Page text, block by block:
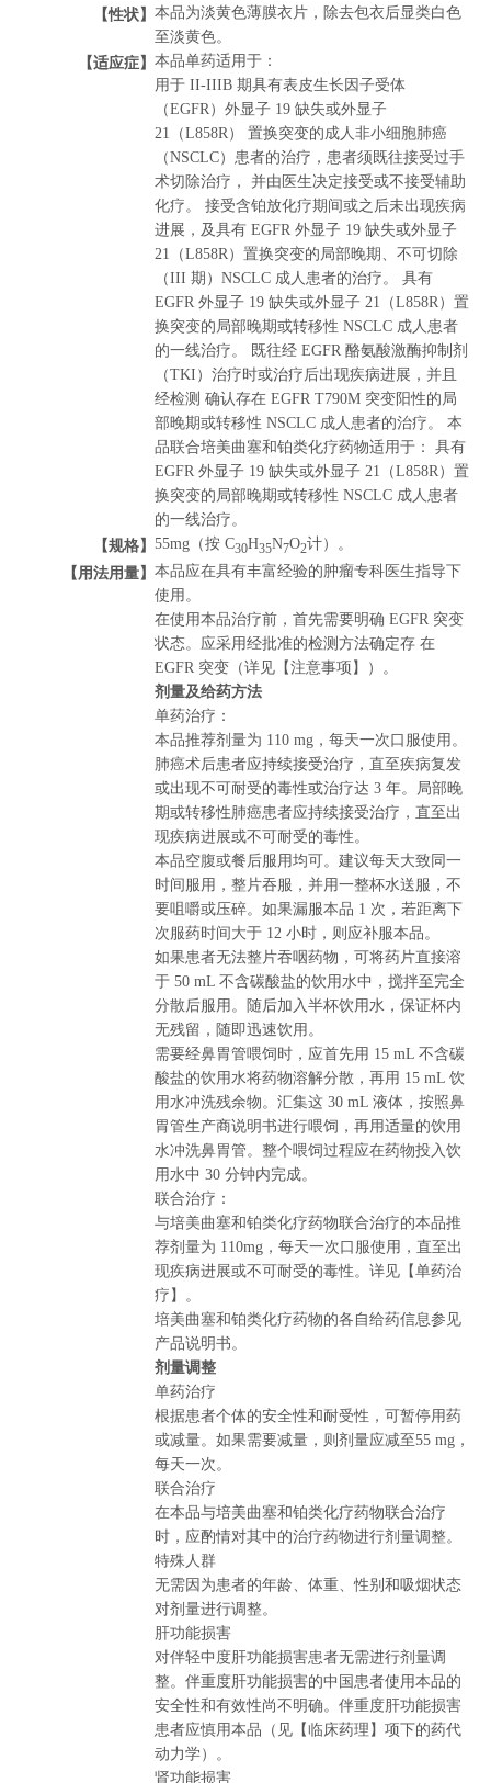
【性状】 本品为淡黄色薄膜衣片，除去包衣后显类白色
至淡黄色。
【适应症】 本品单药适用于：
用于 II-IIIB 期具有表皮生长因子受体
（EGFR）外显子 19 缺失或外显子
21（L858R） 置换突变的成人非小细胞肺癌
（NSCLC）患者的治疗，患者须既往接受过手
术切除治疗， 并由医生决定接受或不接受辅助
化疗。 接受含铂放化疗期间或之后未出现疾病
进展，及具有 EGFR 外显子 19 缺失或外显子
21（L858R）置换突变的局部晚期、不可切除
（III 期）NSCLC 成人患者的治疗。 具有
EGFR 外显子 19 缺失或外显子 21（L858R）置
换突变的局部晚期或转移性 NSCLC 成人患者
的一线治疗。 既往经 EGFR 酪氨酸激酶抑制剂
（TKI）治疗时或治疗后出现疾病进展，并且
经检测 确认存在 EGFR T790M 突变阳性的局
部晚期或转移性 NSCLC 成人患者的治疗。 本
品联合培美曲塞和铂类化疗药物适用于： 具有
EGFR 外显子 19 缺失或外显子 21（L858R）置
换突变的局部晚期或转移性 NSCLC 成人患者
的一线治疗。
【规格】 55mg（按 C30H35N7O2计）。
【用法用量】 本品应在具有丰富经验的肿瘤专科医生指导下
使用。
在使用本品治疗前，首先需要明确 EGFR 突变
状态。应采用经批准的检测方法确定存 在
EGFR 突变（详见【注意事项】）。
剂量及给药方法
单药治疗：
本品推荐剂量为 110 mg，每天一次口服使用。
肺癌术后患者应持续接受治疗，直至疾病复发
或出现不可耐受的毒性或治疗达 3 年。局部晚
期或转移性肺癌患者应持续接受治疗，直至出
现疾病进展或不可耐受的毒性。
本品空腹或餐后服用均可。建议每天大致同一
时间服用，整片吞服，并用一整杯水送服，不
要咀嚼或压碎。如果漏服本品 1 次，若距离下
次服药时间大于 12 小时，则应补服本品。
如果患者无法整片吞咽药物，可将药片直接溶
于 50 mL 不含碳酸盐的饮用水中，搅拌至完全
分散后服用。随后加入半杯饮用水，保证杯内
无残留，随即迅速饮用。
需要经鼻胃管喂饲时，应首先用 15 mL 不含碳
酸盐的饮用水将药物溶解分散，再用 15 mL 饮
用水冲洗残余物。汇集这 30 mL 液体，按照鼻
胃管生产商说明书进行喂饲，再用适量的饮用
水冲洗鼻胃管。整个喂饲过程应在药物投入饮
用水中 30 分钟内完成。
联合治疗：
与培美曲塞和铂类化疗药物联合治疗的本品推
荐剂量为 110mg，每天一次口服使用，直至出
现疾病进展或不可耐受的毒性。详见【单药治
疗】。
培美曲塞和铂类化疗药物的各自给药信息参见
产品说明书。
剂量调整
单药治疗
根据患者个体的安全性和耐受性，可暂停用药
或减量。如果需要减量，则剂量应减至55 mg，
每天一次。
联合治疗
在本品与培美曲塞和铂类化疗药物联合治疗
时，应酌情对其中的治疗药物进行剂量调整。
特殊人群
无需因为患者的年龄、体重、性别和吸烟状态
对剂量进行调整。
肝功能损害
对伴轻中度肝功能损害患者无需进行剂量调
整。伴重度肝功能损害的中国患者使用本品的
安全性和有效性尚不明确。伴重度肝功能损害
患者应慎用本品（见【临床药理】项下的药代
动力学）。
肾功能损害